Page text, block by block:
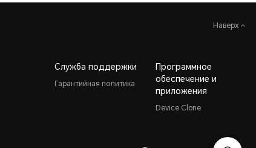
Наверх
Служба поддержки
Гарантийная политика
Программное
обеспечение и
приложения
Device Clone